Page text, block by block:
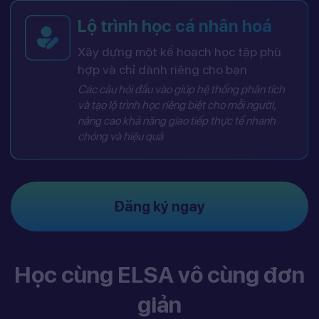
Lộ trình học cá nhân hoá
Xây dựng một kế hoạch học tập phù
hợp và chỉ dành riêng cho bạn
Các câu hỏi đầu vào giúp hệ thống phân tích
và tạo lộ trình học riêng biệt cho mỗi người,
nâng cao khả năng giao tiếp thực tế nhanh
chóng và hiệu quả
Đăng ký ngay
Học cùng ELSA vô cùng đơn
giản